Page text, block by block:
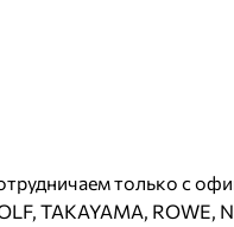
только с
TAKAYAMA, ROWE,